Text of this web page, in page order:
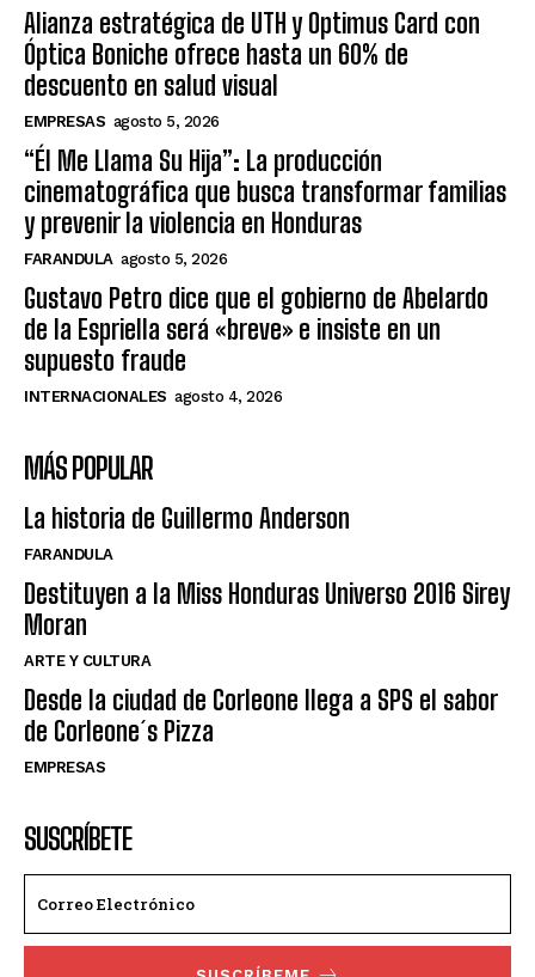
Alianza estratégica de UTH y Optimus Card con
Óptica Boniche ofrece hasta un 60% de
descuento en salud visual
EMPRESAS agosto 5, 2026
“Él Me Llama Su Hija”: La producción
cinematográfica que busca transformar familias
y prevenir la violencia en Honduras
FARANDULA agosto 5, 2026
Gustavo Petro dice que el gobierno de Abelardo
de la Espriella será «breve» e insiste en un
supuesto fraude
INTERNACIONALES agosto 4, 2026
MÁS POPULAR
La historia de Guillermo Anderson
FARANDULA
Destituyen a la Miss Honduras Universo 2016 Sirey
Moran
ARTE Y CULTURA
Desde la ciudad de Corleone llega a SPS el sabor
de Corleone´s Pizza
EMPRESAS
SUSCRÍBETE